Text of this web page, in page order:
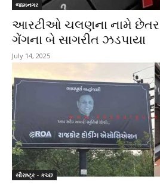
જામનગર
આરટીઓ ચલણના નામે
ગેંગના બે સાગરીત ઝડપાયા
July 14, 2025
સૌરાષ્ટ્ર - કચ્છ